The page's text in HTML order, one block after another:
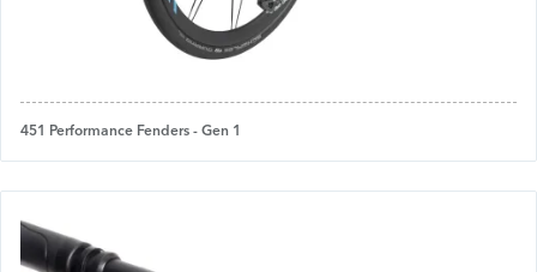
451 Performance Fenders - Gen 1